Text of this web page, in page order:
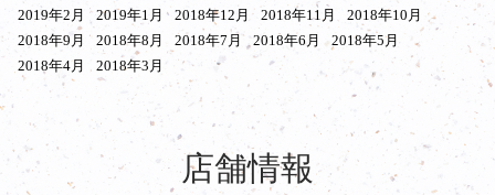
2019年2月
2019年1月 2018年12月 2018年11月
2018年10月
2018年9月
2018年8月 2018年7月 2018年6月
2018年5月
2018年4月
2018年3月
店舗情報